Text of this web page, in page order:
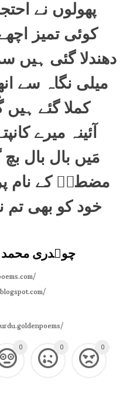
پھولوں نے
کوئی تمیز
دھندلا گئی ہیں
میلی نگاہ سے
کملا گئے
آئینہ میرے
مَیں بال بال
مضطرؔ کے نام
خود کو بھی تم
چوہدری
0 0 0